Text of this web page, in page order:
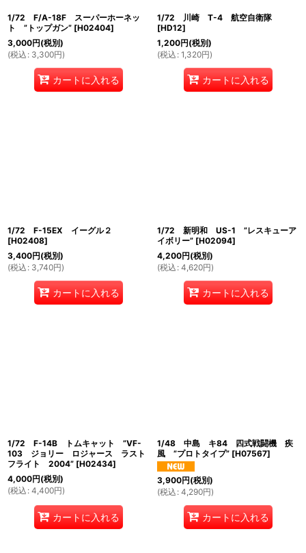
1/72 F/A-18F スーパーホーネッ
ト ”トップガン” [H02404]
3,000円(税別)
(税込 : 3,300円)
カートに入れる
1/72 川崎 T-4 航空自衛隊
[HD12]
1,200円(税別)
(税込 : 1,320円)
カートに入れる
1/72 F-15EX イーグル２
[H02408]
3,400円(税別)
(税込 : 3,740円)
カートに入れる
1/72 新明和 US-1 ”レスキューア
イボリー” [H02094]
4,200円(税別)
(税込 : 4,620円)
カートに入れる
1/72 F-14B トムキャット ”VF-
103 ジョリー ロジャース ラスト
フライト 2004” [H02434]
4,000円(税別)
(税込 : 4,400円)
カートに入れる
1/48 中島 キ84 四式戦闘機 疾
風 ”プロトタイプ” [H07567]
3,900円(税別)
(税込 : 4,290円)
カートに入れる